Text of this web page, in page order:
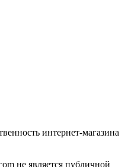
интернет-магазина
не является публичной